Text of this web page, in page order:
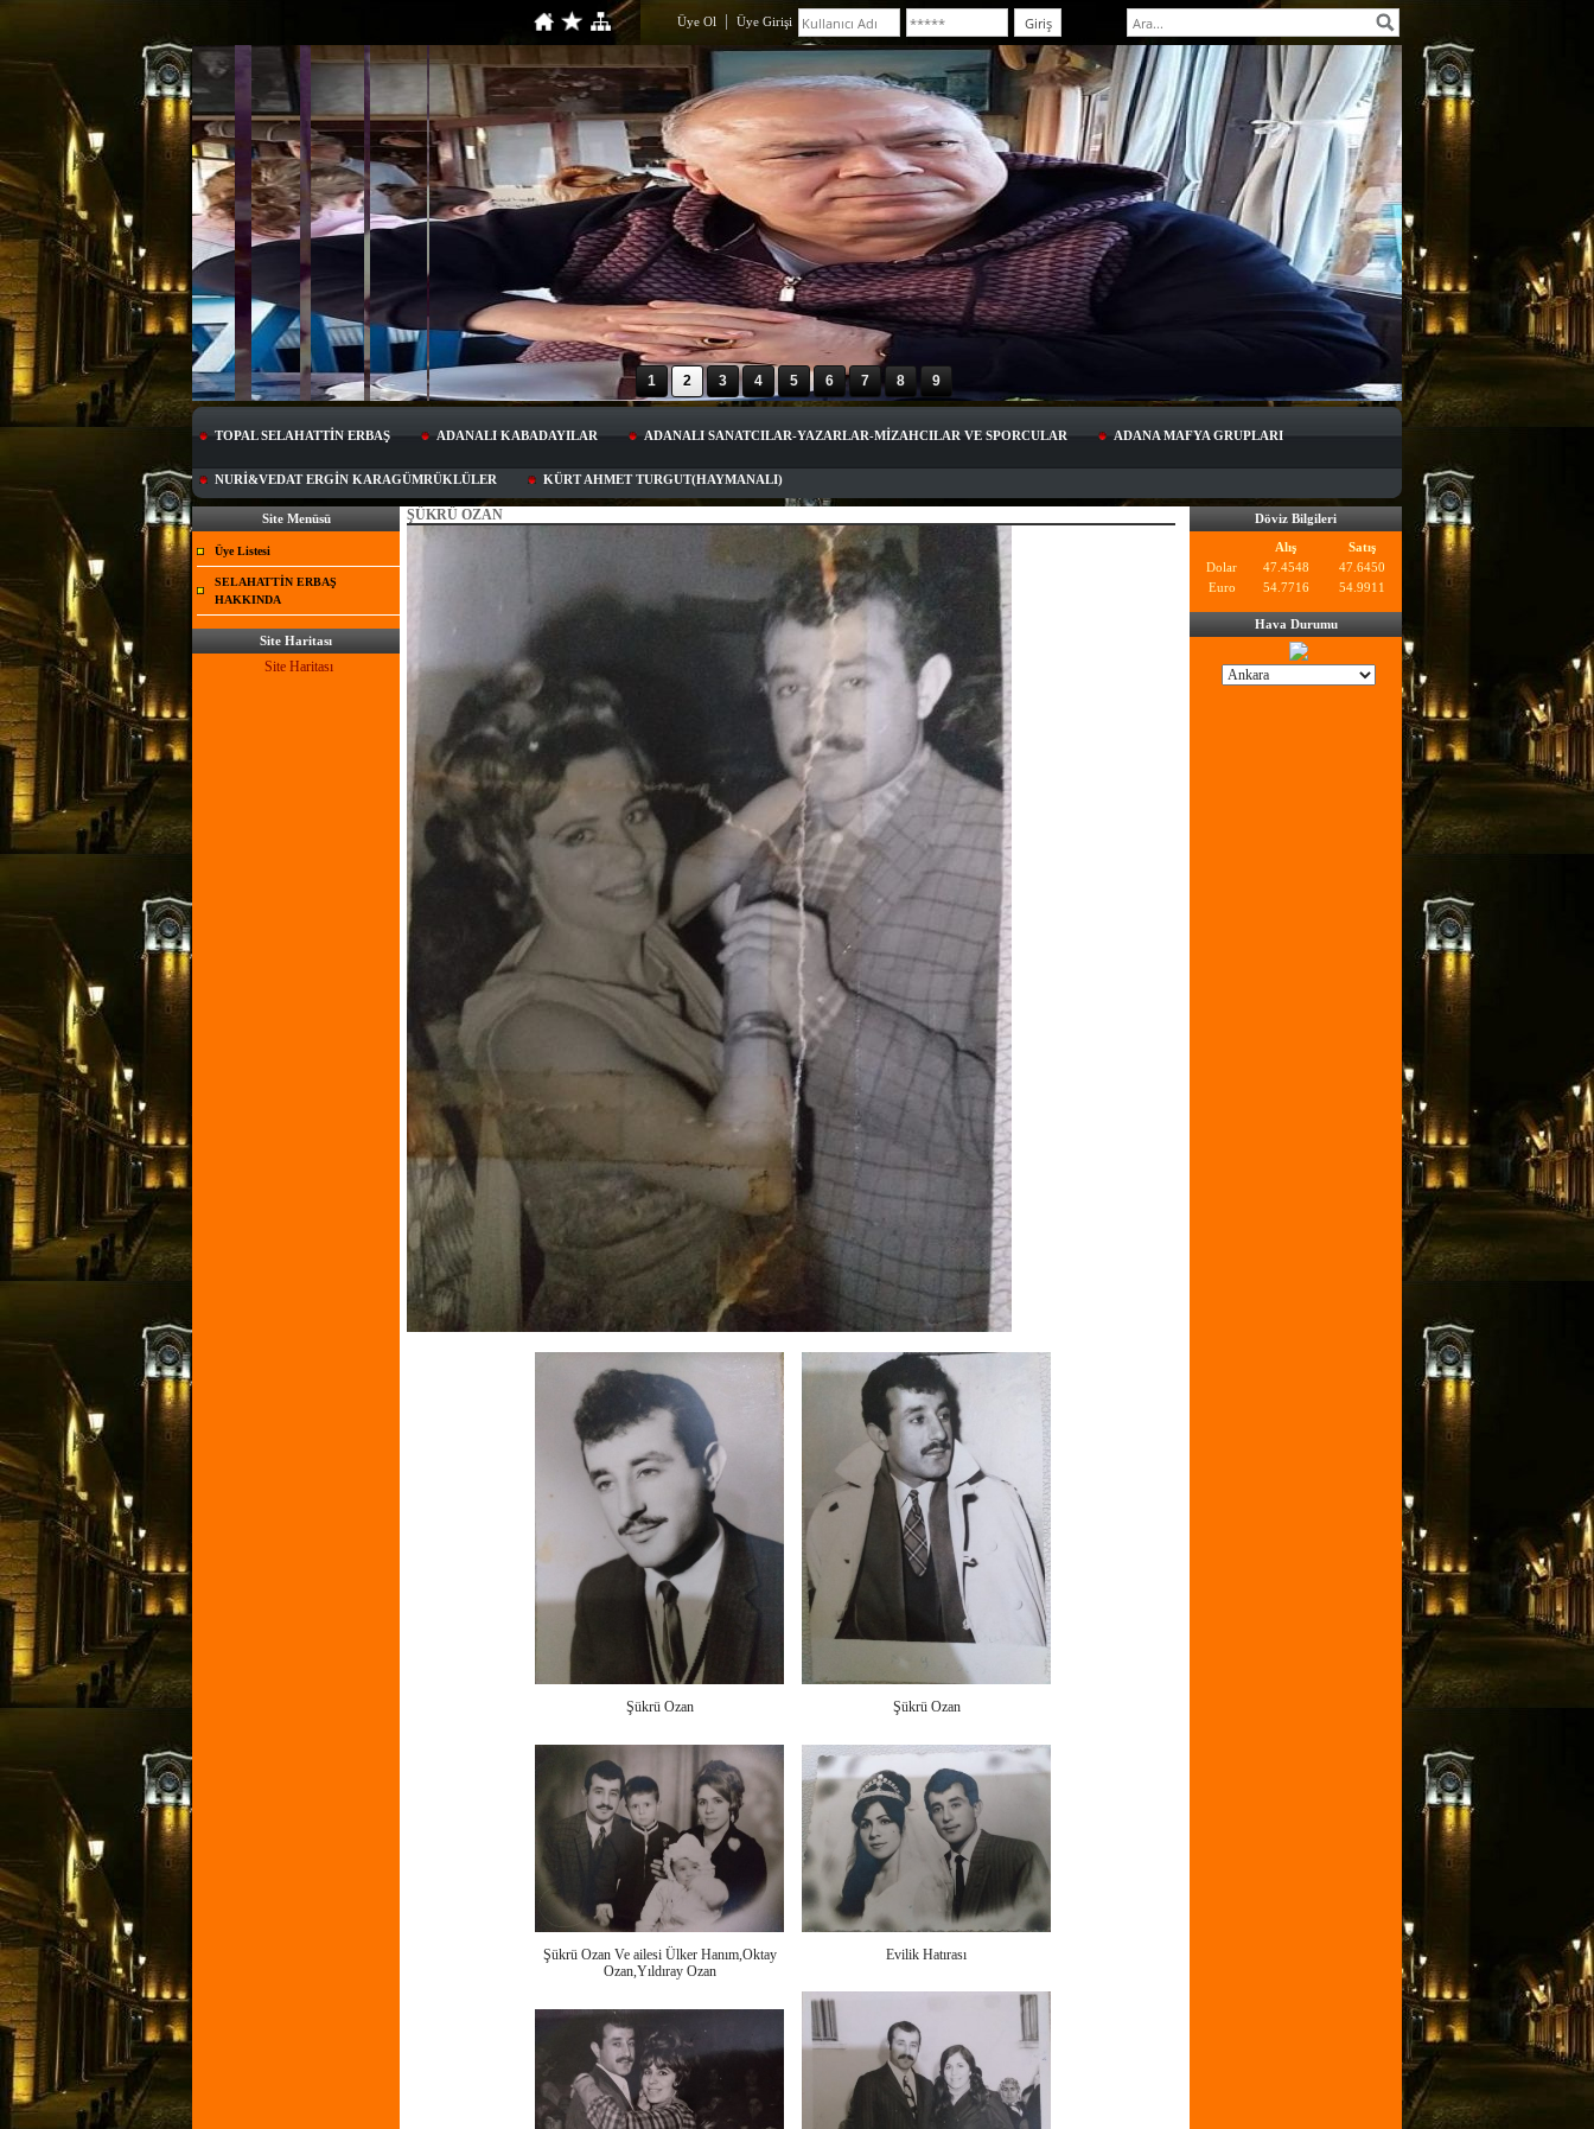
Üye Ol Üye Girişi
1 2 3 4 5 6 7 8 9
TOPAL SELAHATTİN ERBAŞ ADANALI KABADAYILAR ADANALI SANATCILAR-YAZARLAR-MİZAHCILAR VE SPORCULAR ADANA MAFYA GRUPLARI
NURİ&VEDAT ERGİN KARAGÜMRÜKLÜLER KÜRT AHMET TURGUT(HAYMANALI)
Site Menüsü
Üye Listesi
SELAHATTİN ERBAŞ
HAKKINDA
Site Haritası
Site Haritası
ŞÜKRÜ OZAN
Şükrü Ozan Şükrü Ozan
Şükrü Ozan Ve ailesi Ülker Hanım,Oktay
Ozan,Yıldıray Ozan
Evilik Hatırası
Döviz Bilgileri
Alış
Satış
Dolar
47.4548
47.6450
Euro
54.7716 54.9911
Hava Durumu